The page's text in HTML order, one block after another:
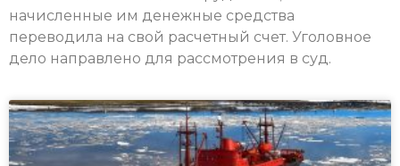
начисленные им денежные средства
переводила на свой расчетный счет. Уголовное
дело направлено для рассмотрения в суд.